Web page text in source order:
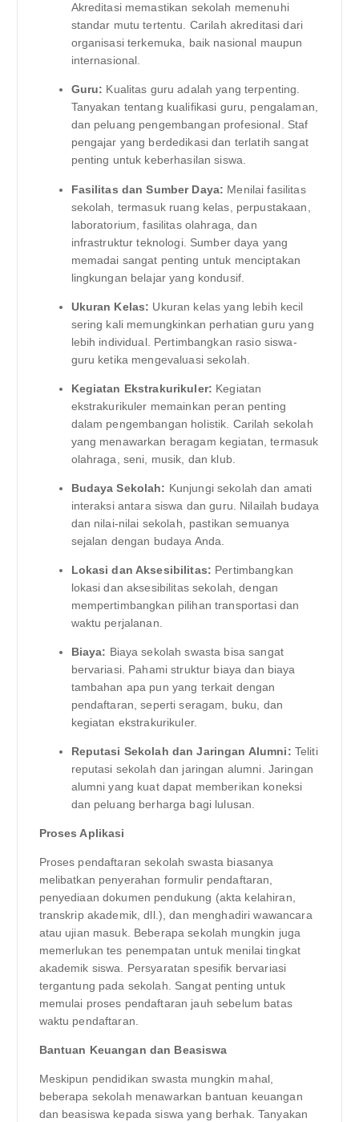
Akreditasi memastikan sekolah memenuhi
standar mutu tertentu. Carilah akreditasi dari
organisasi terkemuka, baik nasional maupun
internasional.
Guru: Kualitas guru adalah yang terpenting.
Tanyakan tentang kualifikasi guru, pengalaman,
dan peluang pengembangan profesional. Staf
pengajar yang berdedikasi dan terlatih sangat
penting untuk keberhasilan siswa.
Fasilitas dan Sumber Daya: Menilai fasilitas
sekolah, termasuk ruang kelas, perpustakaan,
laboratorium, fasilitas olahraga, dan
infrastruktur teknologi. Sumber daya yang
memadai sangat penting untuk menciptakan
lingkungan belajar yang kondusif.
Ukuran Kelas: Ukuran kelas yang lebih kecil
sering kali memungkinkan perhatian guru yang
lebih individual. Pertimbangkan rasio siswa-
guru ketika mengevaluasi sekolah.
Kegiatan Ekstrakurikuler: Kegiatan
ekstrakurikuler memainkan peran penting
dalam pengembangan holistik. Carilah sekolah
yang menawarkan beragam kegiatan, termasuk
olahraga, seni, musik, dan klub.
Budaya Sekolah: Kunjungi sekolah dan amati
interaksi antara siswa dan guru. Nilailah budaya
dan nilai-nilai sekolah, pastikan semuanya
sejalan dengan budaya Anda.
Lokasi dan Aksesibilitas: Pertimbangkan
lokasi dan aksesibilitas sekolah, dengan
mempertimbangkan pilihan transportasi dan
waktu perjalanan.
Biaya: Biaya sekolah swasta bisa sangat
bervariasi. Pahami struktur biaya dan biaya
tambahan apa pun yang terkait dengan
pendaftaran, seperti seragam, buku, dan
kegiatan ekstrakurikuler.
Reputasi Sekolah dan Jaringan Alumni: Teliti
reputasi sekolah dan jaringan alumni. Jaringan
alumni yang kuat dapat memberikan koneksi
dan peluang berharga bagi lulusan.
Proses Aplikasi
Proses pendaftaran sekolah swasta biasanya
melibatkan penyerahan formulir pendaftaran,
penyediaan dokumen pendukung (akta kelahiran,
transkrip akademik, dll.), dan menghadiri wawancara
atau ujian masuk. Beberapa sekolah mungkin juga
memerlukan tes penempatan untuk menilai tingkat
akademik siswa. Persyaratan spesifik bervariasi
tergantung pada sekolah. Sangat penting untuk
memulai proses pendaftaran jauh sebelum batas
waktu pendaftaran.
Bantuan Keuangan dan Beasiswa
Meskipun pendidikan swasta mungkin mahal,
beberapa sekolah menawarkan bantuan keuangan
dan beasiswa kepada siswa yang berhak. Tanyakan